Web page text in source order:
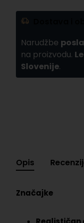
Narudžbe
na proizvodu.
Slovenije.
Opis
Značajke